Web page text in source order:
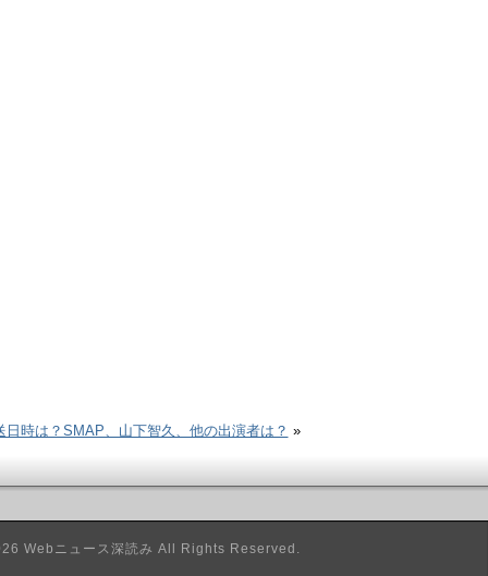
時は？SMAP、山下智久、他の出演者は？ »
Webニュース深読み All Rights Reserved.